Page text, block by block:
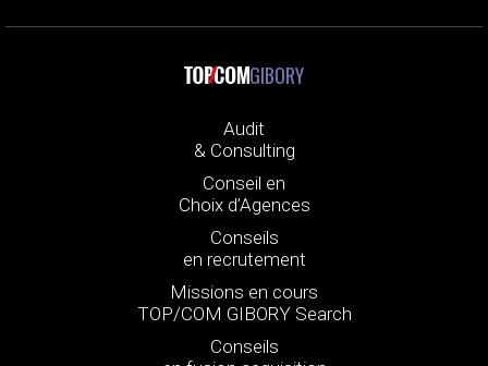
GIBORY
Audit
& Consulting
Conseil en
Choix d’Agences
Conseils
en recrutement
Missions en cours
TOP/COM GIBORY Search
Conseils